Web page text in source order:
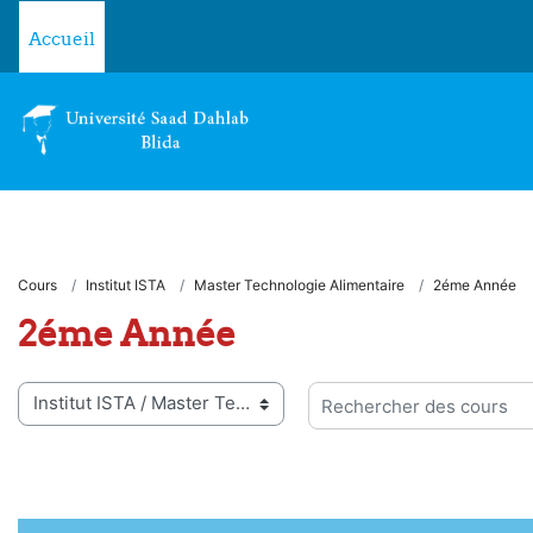
Accueil
Cours Institut ISTA Master Technologie Alimentaire 2éme Année
2éme Année
de cours
Rechercher des cours